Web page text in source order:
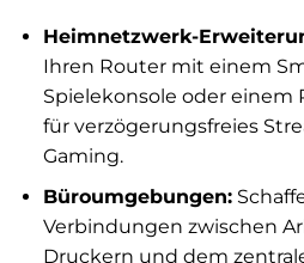
Heimnetzwerk-
Ihren Router mit einem
Spielekonsole oder einem
für verzögerungsfreies
Gaming.
Büroumgebungen:
Verbindungen zwischen
Druckern und dem